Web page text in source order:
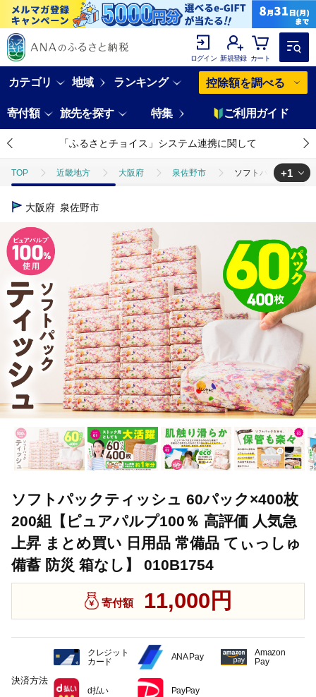
ログイン 新規登録 カート
カテゴリ 地域 ランキング 控除額を調べる
寄付額 旅先を探す 特集 ご利用ガイド
「ふるさとチョイス」システム連携に関して
TOP 近畿地方 大阪府 泉佐野市 ソフトパックティッ
TOP
+1
大阪府 泉佐野市
ソフトパックティッシュ 60パック×400枚
200組【ピュアパルプ100％ 高評価 人気急
上昇 まとめ買い 日用品 常備品 てぃっしゅ
備蓄 防災 箱なし】 010B1754
寄付額 11,000円
決済方法
クレジット
カード
ANA Pay
Amazon
Pay
d払い PayPay